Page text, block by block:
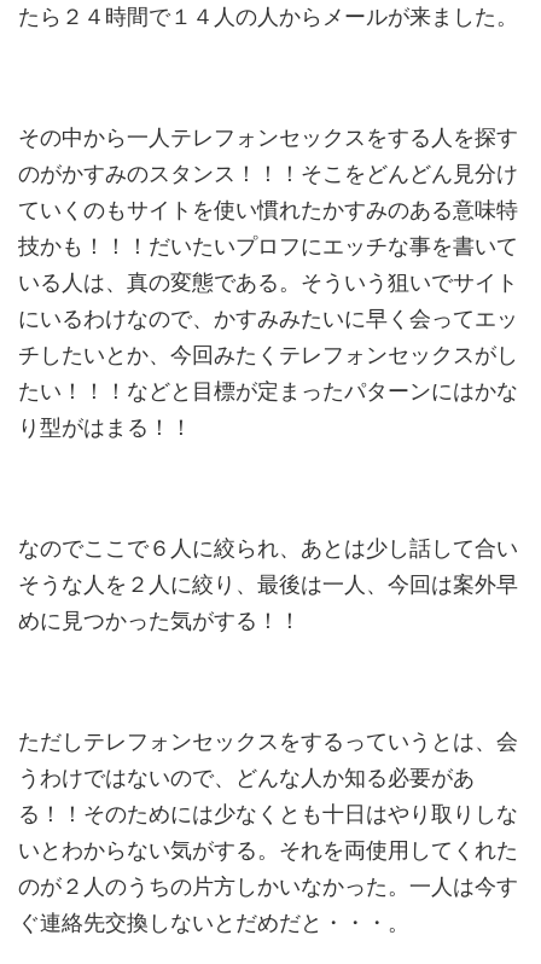
たら２４時間で１４人の人からメールが来ました。
その中から一人テレフォンセックスをする人を探す
のがかすみのスタンス！！！そこをどんどん見分け
ていくのもサイトを使い慣れたかすみのある意味特
技かも！！！だいたいプロフにエッチな事を書いて
いる人は、真の変態である。そういう狙いでサイト
にいるわけなので、かすみみたいに早く会ってエッ
チしたいとか、今回みたくテレフォンセックスがし
たい！！！などと目標が定まったパターンにはかな
り型がはまる！！
なのでここで６人に絞られ、あとは少し話して合い
そうな人を２人に絞り、最後は一人、今回は案外早
めに見つかった気がする！！
ただしテレフォンセックスをするっていうとは、会
うわけではないので、どんな人か知る必要があ
る！！そのためには少なくとも十日はやり取りしな
いとわからない気がする。それを両使用してくれた
のが２人のうちの片方しかいなかった。一人は今す
ぐ連絡先交換しないとだめだと・・・。